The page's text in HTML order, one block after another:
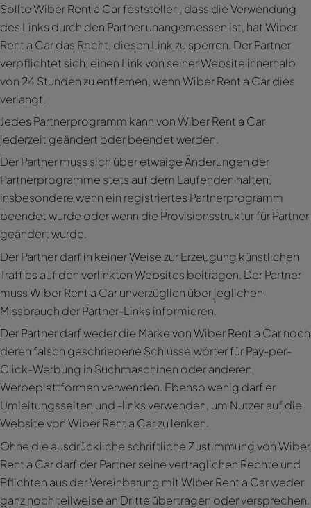
Sollte Wiber Rent a Car feststellen, dass die Verwendung
des Links durch den Partner unangemessen ist, hat Wiber
Rent a Car das Recht, diesen Link zu sperren. Der Partner
verpflichtet sich, einen Link von seiner Website innerhalb
von 24 Stunden zu entfernen, wenn Wiber Rent a Car dies
verlangt.
Jedes Partnerprogramm kann von Wiber Rent a Car
jederzeit geändert oder beendet werden.
Der Partner muss sich über etwaige Änderungen der
Partnerprogramme stets auf dem Laufenden halten,
insbesondere wenn ein registriertes Partnerprogramm
beendet wurde oder wenn die Provisionsstruktur für Partner
geändert wurde.
Der Partner darf in keiner Weise zur Erzeugung künstlichen
Traffics auf den verlinkten Websites beitragen. Der Partner
muss Wiber Rent a Car unverzüglich über jeglichen
Missbrauch der Partner-Links informieren.
Der Partner darf weder die Marke von Wiber Rent a Car noch
deren falsch geschriebene Schlüsselwörter für Pay-per-
Click-Werbung in Suchmaschinen oder anderen
Werbeplattformen verwenden. Ebenso wenig darf er
Umleitungsseiten und -links verwenden, um Nutzer auf die
Website von Wiber Rent a Car zu lenken.
Ohne die ausdrückliche schriftliche Zustimmung von Wiber
Rent a Car darf der Partner seine vertraglichen Rechte und
Pflichten aus der Vereinbarung mit Wiber Rent a Car weder
ganz noch teilweise an Dritte übertragen oder versprechen.